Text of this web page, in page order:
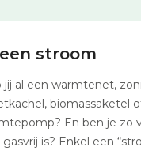
stroom
jij al een warmtenet,
biomassaketel
En ben je zo
gasvrij is? Enkel een